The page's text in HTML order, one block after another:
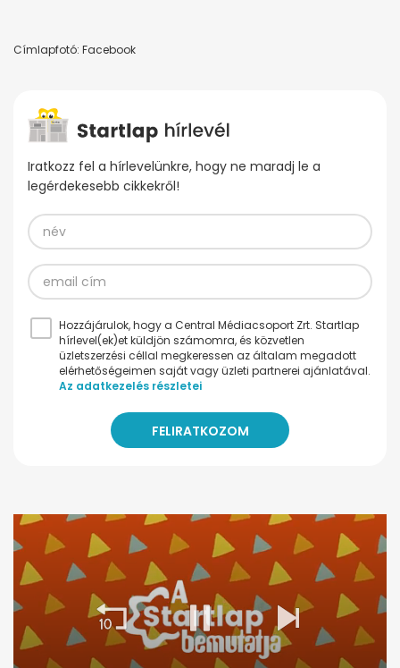
Címlapfotó: Facebook
Iratkozz fel a hírlevelünkre, hogy ne maradj le a
legérdekesebb cikkekről!
Hozzájárulok, hogy a Central Médiacsoport Zrt. Startlap
hírlevel(ek)et küldjön számomra, és közvetlen
üzletszerzési céllal megkeressen az általam megadott
elérhetőségeimen saját vagy üzleti partnerei ajánlatával.
Az adatkezelés részletei